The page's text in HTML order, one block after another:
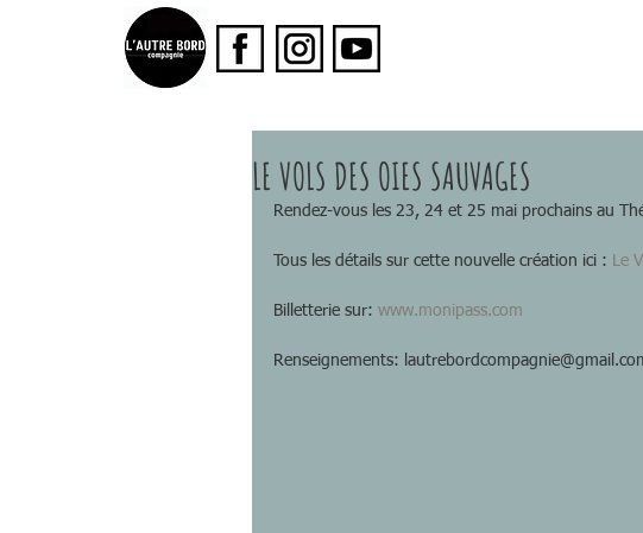
LE VOLS DES OIES SAUVAGES
Rendez-vous les 23, 24 et 25 mai prochains au
Tous les détails sur cette nouvelle création ici : Le
Billetterie sur: www.monipass.com
Renseignements: